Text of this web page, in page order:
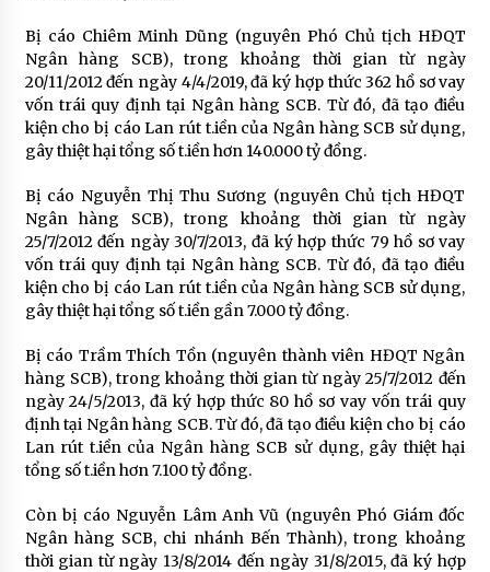
Bị cáo Chiêm Minh Dũng (nguyên Phó Chủ tịch HĐQT
Ngân hàng SCB), trong khoảng thời gian từ ngày
20/11/2012 đến ngày 4/4/2019, đã ký hợp thức 362 hồ sơ vay
vốn trái quy định tại Ngân hàng SCB. Từ đó, đã tạo điều
kiện cho bị cáo Lan rút t.iền của Ngân hàng SCB sử dụng,
gây thiệt hại tổng số t.iền hơn 140.000 tỷ đồng.
Bị cáo Nguyễn Thị Thu Sương (nguyên Chủ tịch HĐQT
Ngân hàng SCB), trong khoảng thời gian từ ngày
25/7/2012 đến ngày 30/7/2013, đã ký hợp thức 79 hồ sơ vay
vốn trái quy định tại Ngân hàng SCB. Từ đó, đã tạo điều
kiện cho bị cáo Lan rút t.iền của Ngân hàng SCB sử dụng,
gây thiệt hại tổng số t.iền gần 7.000 tỷ đồng.
Bị cáo Trầm Thích Tồn (nguyên thành viên HĐQT Ngân
hàng SCB), trong khoảng thời gian từ ngày 25/7/2012 đến
ngày 24/5/2013, đã ký hợp thức 80 hồ sơ vay vốn trái quy
định tại Ngân hàng SCB. Từ đó, đã tạo điều kiện cho bị cáo
Lan rút t.iền của Ngân hàng SCB sử dụng, gây thiệt hại
tổng số t.iền hơn 7.100 tỷ đồng.
Còn bị cáo Nguyễn Lâm Anh Vũ (nguyên Phó Giám đốc
Ngân hàng SCB, chi nhánh Bến Thành), trong khoảng
thời gian từ ngày 13/8/2014 đến ngày 31/8/2015, đã ký hợp